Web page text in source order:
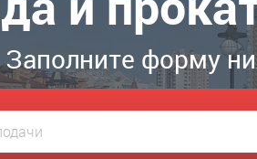
Заполните форму